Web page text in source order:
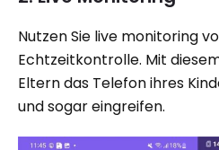
Nutzen Sie live monitoring
Echtzeitkontrolle. Mit
Eltern das Telefon ihres
und sogar eingreifen.